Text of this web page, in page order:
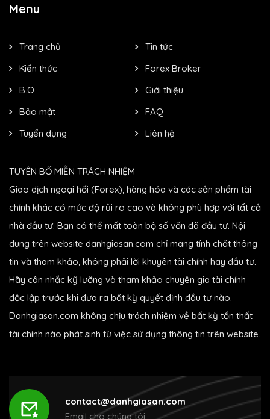
Menu
Trang chủ
Tin tức
Kiến thức
Forex Broker
B.O
Giới thiệu
Bảo mật
FAQ
Tuyển dụng
Liên hệ
TUYÊN BỐ MIỄN TRÁCH NHIỆM
Giao dịch ngoại hối (Forex), hàng hóa và các sản phẩm tài
chính khác có mức độ rủi ro cao và không phù hợp với tất cả
nhà đầu tư. Bạn có thể mất toàn bộ số vốn đã đầu tư. Nội
dung trên website danhgiasan.com chỉ mang tính chất thông
tin và tham khảo, không phải lời khuyên tài chính hay đầu tư.
Hãy cân nhắc kỹ lưỡng và tham khảo chuyên gia tài chính
độc lập trước khi đưa ra bất kỳ quyết định đầu tư nào.
Danhgiasan.com không chịu trách nhiệm về bất kỳ tổn thất
tài chính nào phát sinh từ việc sử dụng thông tin trên website.
contact@danhgiasan.com
Email cho chúng tôi